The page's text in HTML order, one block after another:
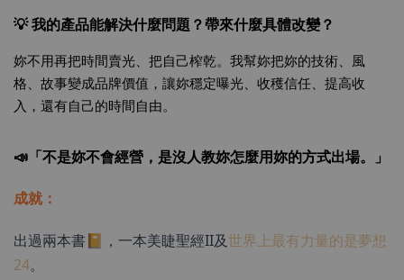
💡 我的產品能解決什麼問題？帶來什麼具體改變？
妳不用再把時間賣光、把自己榨乾。我幫妳把妳的技術、風
格、故事變成品牌價值，讓妳穩定曝光、收穫信任、提高收
入，還有自己的時間自由。
📣「不是妳不會經營，是沒人教妳怎麼用妳的方式出場。」
成就：
出過兩本書📔，一本美睫聖經II及世界上最有力量的是夢想
24。